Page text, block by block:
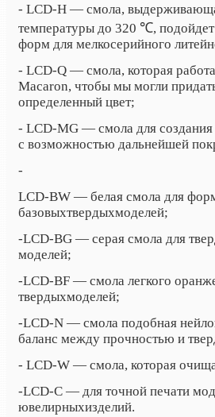
- LCD-H — смола,
температуры до 320 ℃,
форм для мелкосерийного
- LCD-Q — смола, которая
Macaron, чтобы мы могли
определенный цвет;
- LCD-MG — смола для создания
с возможностью дальнейшей
-
LCD-BW — белая смола для
базовыхтвердыхмоделей;
-LCD-BG — серая смола для
моделей;
-LCD-BF — смола легкого
твердыхмоделей;
-LCD-N — смола подобная
баланс между прочностью и
- LCD-W — смола, которая
-LCD-C — для точной печати
ювелирныхизделий.